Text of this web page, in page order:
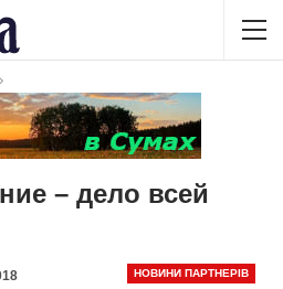
– дело всей
НОВИНИ ПАРТНЕРІВ